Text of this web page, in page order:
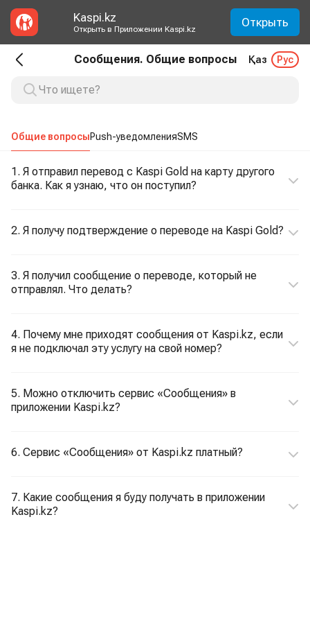
Kaspi.kz
Открыть в Приложении Kaspi.kz Открыть
Сообщения. Общие вопросы Қаз Рус
Общие вопросыPush-уведомленияSMS
1. Я отправил перевод с Kaspi Gold на карту другого
банка. Как я узнаю, что он поступил?
2. Я получу подтверждение о переводе на Kaspi Gold?
3. Я получил сообщение о переводе, который не
отправлял. Что делать?
4. Почему мне приходят сообщения от Kaspi.kz, если
я не подключал эту услугу на свой номер?
5. Можно отключить сервис «Сообщения» в
приложении Kaspi.kz?
6. Сервис «Сообщения» от Kaspi.kz платный?
7. Какие сообщения я буду получать в приложении
Kaspi.kz?